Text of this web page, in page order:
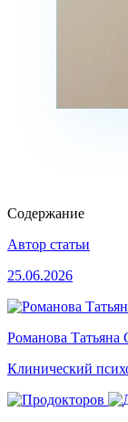
Содержание
Автор статьи
25.06.2026
Романова Татьяна
Клинический